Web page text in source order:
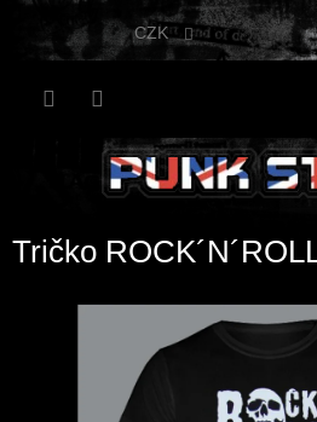
Přejít
CZK
Tričko